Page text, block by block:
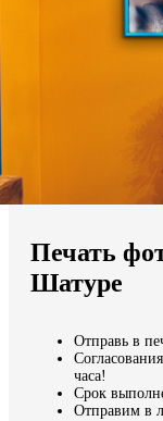
Мы доставляем по
Продолжить без
Печать
Шатуре
Отправь в
часа!
Срок
Отправим в